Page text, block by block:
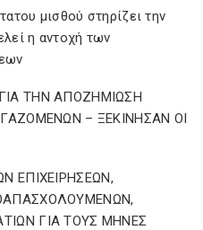
μισθού στηρίζει την
η αντοχή των
ΤΗΝ ΑΠΟΖΗΜΙΩΣΗ
– ΞΕΚΙΝΗΣΑΝ ΟΙ
ΕΠΙΧΕΙΡΗΣΕΩΝ,
ΓΙΑ ΤΟΥΣ ΜΗΝΕΣ